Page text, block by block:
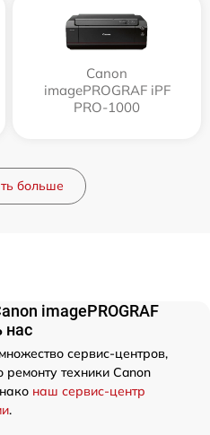
Canon
imagePROGRAF iPF
PRO-1000
больше
imagePROGRAF
нас
сервис-центров,
техники Canon
наш сервис-центр
.